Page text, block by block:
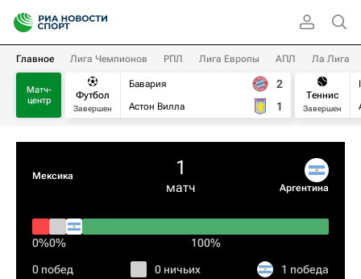
Главное Лига Чемпионов РПЛ Лига Европы АПЛ Ла Лига
Матч-
центр
Футбол
Завершен
Бавария
Астон Вилла
2
1
Теннис
Завершен
Мексика 1
матч Аргентина
0%0% 100%
0 побед 0 ничьих 1 победа